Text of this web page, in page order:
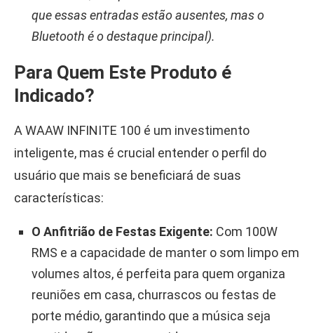
que essas entradas estão ausentes, mas o
Bluetooth é o destaque principal).
Para Quem Este Produto é
Indicado?
A WAAW INFINITE 100 é um investimento
inteligente, mas é crucial entender o perfil do
usuário que mais se beneficiará de suas
características:
O Anfitrião de Festas Exigente: Com 100W
RMS e a capacidade de manter o som limpo em
volumes altos, é perfeita para quem organiza
reuniões em casa, churrascos ou festas de
porte médio, garantindo que a música seja